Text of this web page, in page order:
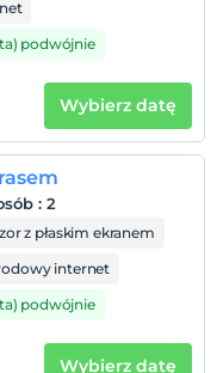
dzieci
podwójnie
Wybierz datę
: 2
z płaskim ekranem
internet
podwójnie
Wybierz datę